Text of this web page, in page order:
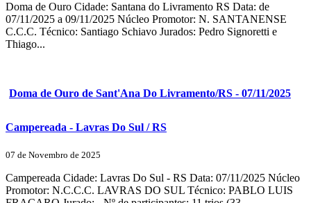
Doma de Ouro Cidade: Santana do Livramento RS Data: de
07/11/2025 a 09/11/2025 Núcleo Promotor: N. SANTANENSE
C.C.C. Técnico: Santiago Schiavo Jurados: Pedro Signoretti e
Thiago...
Doma de Ouro de Sant'Ana Do Livramento/RS - 07/11/2025
Campereada - Lavras Do Sul / RS
07 de Novembro de 2025
Campereada Cidade: Lavras Do Sul - RS Data: 07/11/2025 Núcleo
Promotor: N.C.C.C. LAVRAS DO SUL Técnico: PABLO LUIS